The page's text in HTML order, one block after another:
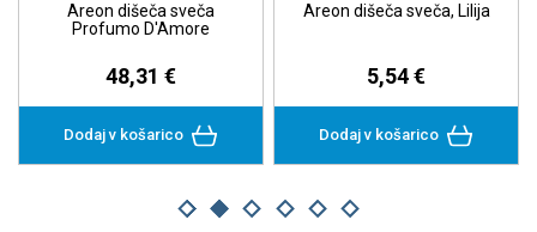
Areon dišeča sveča
Profumo D'Amore
48,31 €
Dodaj v košarico
Areon dišeča sveča, Lilija
5,54 €
Dodaj v košarico